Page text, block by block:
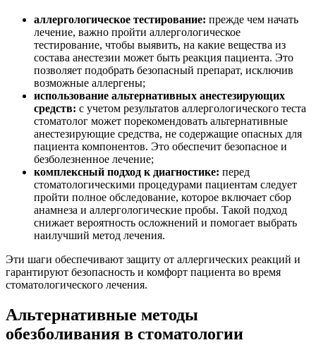
аллергологическое тестирование: прежде чем начать
лечение, важно пройти аллергологическое
тестирование, чтобы выявить, на какие вещества из
состава анестезии может быть реакция пациента. Это
позволяет подобрать безопасный препарат, исключив
возможные аллергены;
использование альтернативных анестезирующих
средств: с учетом результатов аллергологического теста
стоматолог может порекомендовать альтернативные
анестезирующие средства, не содержащие опасных для
пациента компонентов. Это обеспечит безопасное и
безболезненное лечение;
комплексный подход к диагностике: перед
стоматологическими процедурами пациентам следует
пройти полное обследование, которое включает сбор
анамнеза и аллергологические пробы. Такой подход
снижает вероятность осложнений и помогает выбрать
наилучший метод лечения.
Эти шаги обеспечивают защиту от аллергических реакций и
гарантируют безопасность и комфорт пациента во время
стоматологического лечения.
Альтернативные методы
обезболивания в стоматологии